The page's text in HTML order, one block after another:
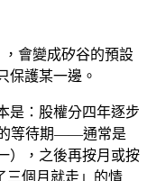
會變成矽谷的預設
保護某一邊。
是：股權分四年逐步
等待期——通常是
），之後再按月或按
三個月就走」的情